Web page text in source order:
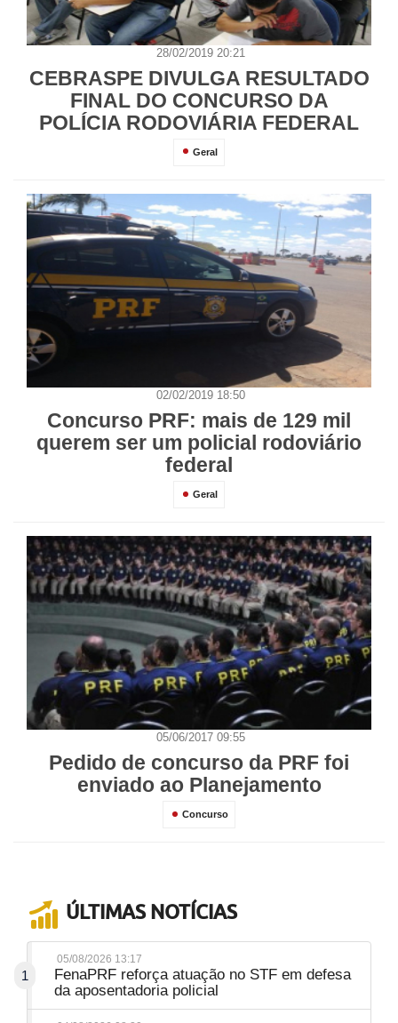
28/02/2019 20:21
CEBRASPE DIVULGA RESULTADO
FINAL DO CONCURSO DA
POLÍCIA RODOVIÁRIA FEDERAL
Geral
02/02/2019 18:50
Concurso PRF: mais de 129 mil
querem ser um policial rodoviário
federal
Geral
05/06/2017 09:55
Pedido de concurso da PRF foi
enviado ao Planejamento
Concurso
ÚLTIMAS NOTÍCIAS
1
05/08/2026 13:17
FenaPRF reforça atuação no STF em defesa
da aposentadoria policial